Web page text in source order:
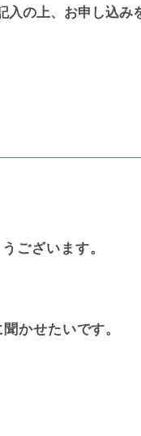
の上、お申し込み
ございます。
かせたいです。